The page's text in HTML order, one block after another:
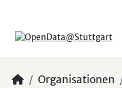
Organisationen